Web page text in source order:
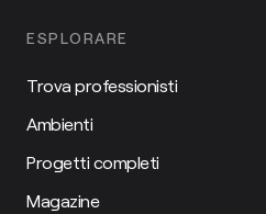
ESPLORARE
Trova professionisti
Ambienti
Progetti completi
Magazine